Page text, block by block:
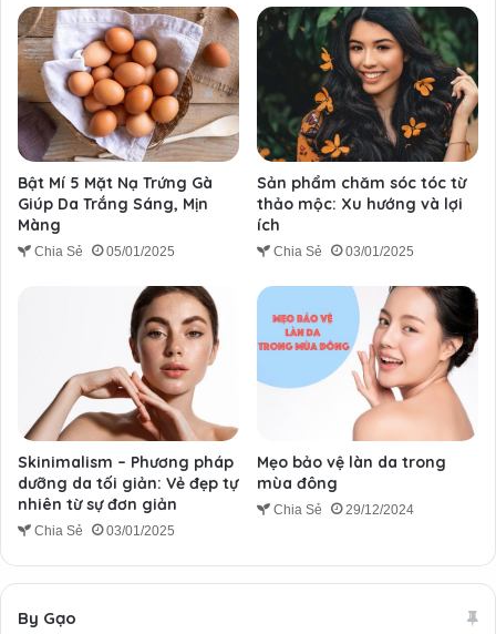
Bật Mí 5 Mặt Nạ Trứng Gà
Giúp Da Trắng Sáng, Mịn
Màng
Chia Sẻ 05/01/2025
Sản phẩm chăm sóc tóc từ
thảo mộc: Xu hướng và lợi
ích
Chia Sẻ 03/01/2025
Skinimalism – Phương pháp
dưỡng da tối giản: Vẻ đẹp tự
nhiên từ sự đơn giản
Chia Sẻ 03/01/2025
Mẹo bảo vệ làn da trong
mùa đông
Chia Sẻ 29/12/2024
By Gạo